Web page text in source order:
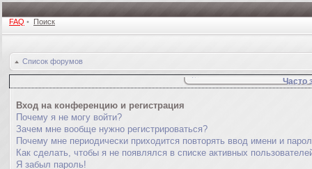
FAQ • Поиск
Список форумов
Часто
Вход на конференцию и регистрация
Почему я не могу войти?
Зачем мне вообще нужно регистрироваться?
Почему мне периодически приходится повторять ввод имени и
Как сделать, чтобы я не появлялся в списке активных
Я забыл пароль!